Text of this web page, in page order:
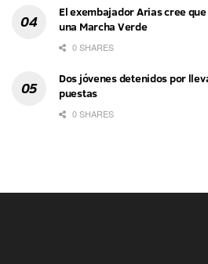
El exembajador Arias cree
una Marcha Verde
0 SHARES
Dos jóvenes detenidos por
puestas
0 SHARES